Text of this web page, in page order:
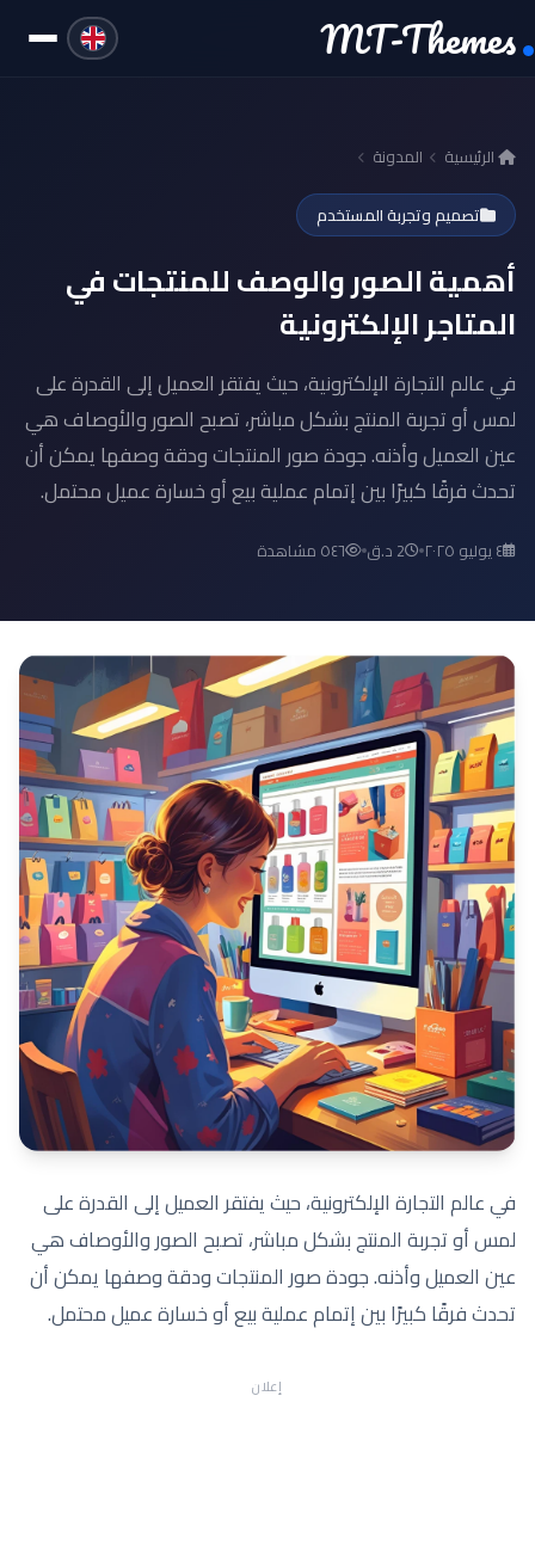
MT-Themes
الرئيسية المدونة
تصميم وتجربة المستخدم
أهمية الصور والوصف للمنتجات في
المتاجر الإلكترونية
في عالم التجارة الإلكترونية، حيث يفتقر العميل إلى القدرة على
لمس أو تجربة المنتج بشكل مباشر، تصبح الصور والأوصاف هي
عين العميل وأذنه. جودة صور المنتجات ودقة وصفها يمكن أن
تحدث فرقًا كبيرًا بين إتمام عملية بيع أو خسارة عميل محتمل.
٤ يوليو ٢٠٢٥ 2 د.ق ٥٤٦ مشاهدة
في عالم التجارة الإلكترونية، حيث يفتقر العميل إلى القدرة على
لمس أو تجربة المنتج بشكل مباشر، تصبح الصور والأوصاف هي
عين العميل وأذنه. جودة صور المنتجات ودقة وصفها يمكن أن
تحدث فرقًا كبيرًا بين إتمام عملية بيع أو خسارة عميل محتمل.
إعلان